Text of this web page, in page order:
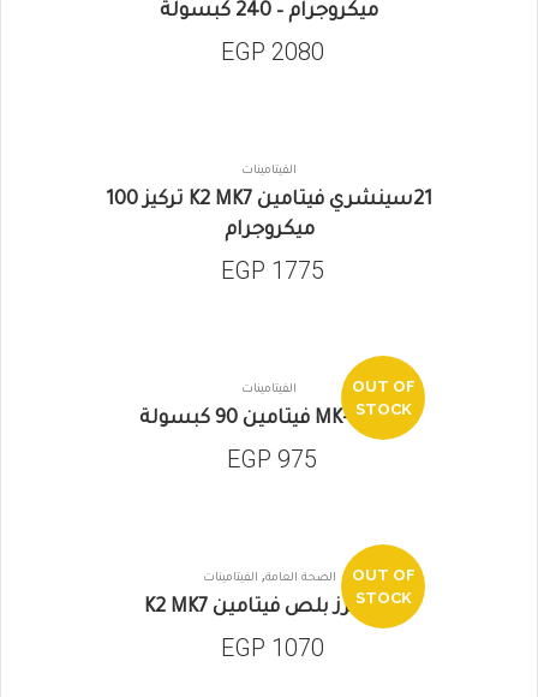
ميكروجرام – 240 كبسولة
EGP 2080
الفيتامينات
21سينشري فيتامين K2 MK7 تركيز 100
ميكروجرام
EGP 1775
OUT OF
STOCK
الفيتامينات
جاور MK-7 فيتامين 90 كبسولة
EGP 975
OUT OF
STOCK
الصحة العامة, الفيتامينات
نيتشرز بلص فيتامين K2 MK7
EGP 1070